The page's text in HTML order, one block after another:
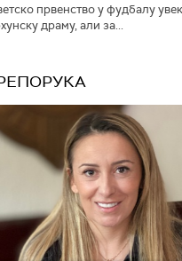
првенство у фудбалу
драму, али за...